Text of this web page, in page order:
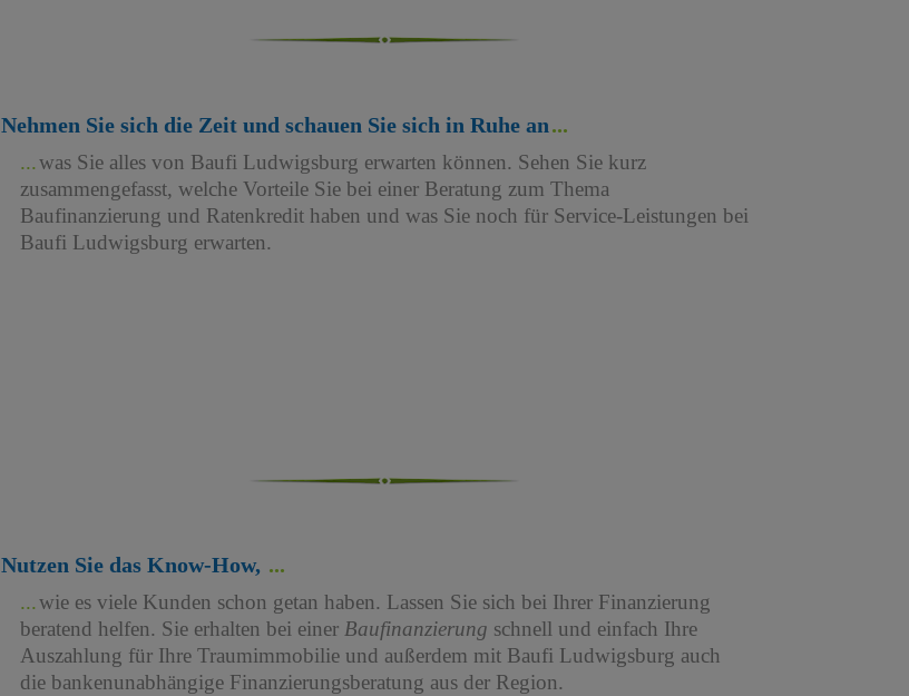
Nehmen Sie sich die Zeit und schauen Sie sich in Ruhe an
was Sie alles von Baufi Ludwigsburg erwarten können. Sehen Sie kurz
zusammengefasst, welche Vorteile Sie bei einer Beratung zum Thema
Baufinanzierung und Ratenkredit haben und was Sie noch für Service-Leistungen bei
Baufi Ludwigsburg erwarten.
Nutzen Sie das Know-How,
wie es viele Kunden schon getan haben. Lassen Sie sich bei Ihrer Finanzierung
beratend helfen. Sie erhalten bei einerBaufinanzierung schnell und einfach Ihre
Auszahlung für Ihre Traumimmobilie und außerdem mit Baufi Ludwigsburg auch
die bankenunabhängige Finanzierungsberatung aus der Region.